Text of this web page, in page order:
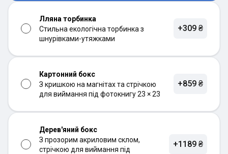
Лляна торбинка
Стильна екологічна торбинка з
шнурівками-утяжками
+309 ₴
Картонний бокс
З кришкою на магнітах та стрічкою
для виймання під фотокнигу 23 × 23
+859 ₴
Дерев'яний бокс
З прозорим акриловим склом,
стрічкою для виймання під
+1189 ₴